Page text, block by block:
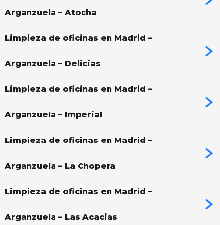
Arganzuela – Atocha
Limpieza de oficinas en Madrid –
Arganzuela – Delicias
Limpieza de oficinas en Madrid –
Arganzuela – Imperial
Limpieza de oficinas en Madrid –
Arganzuela – La Chopera
Limpieza de oficinas en Madrid –
Arganzuela – Las Acacias